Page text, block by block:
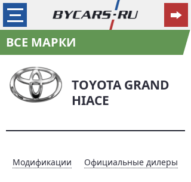
ВСЕ МАРКИ
TOYOTA GRAND
HIACE
Модификации Официальные дилеры